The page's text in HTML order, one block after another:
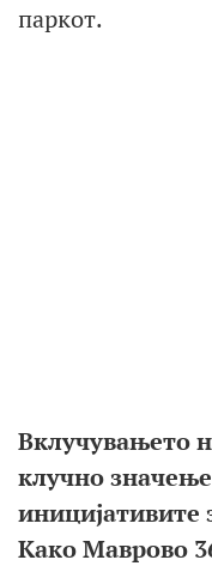
паркот.
Вклучувањето
клучно
иницијативите
Како Маврово